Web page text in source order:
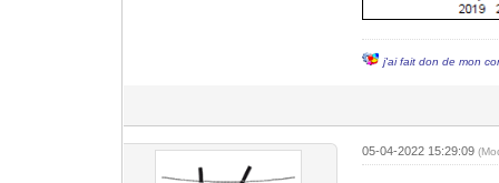
j'ai fait don de mon
05-04-2022 15:29:09